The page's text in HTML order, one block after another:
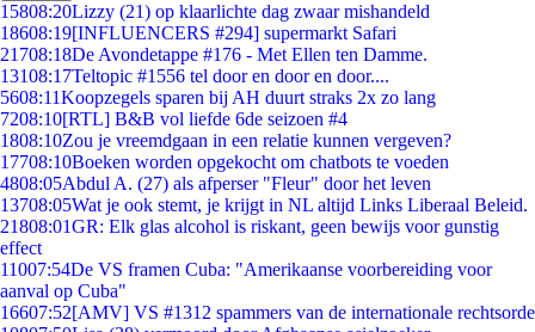
15808:20Lizzy (21) op klaarlichte dag zwaar mishandeld
18608:19[INFLUENCERS #294] supermarkt Safari
21708:18De Avondetappe #176 - Met Ellen ten Damme.
13108:17Teltopic #1556 tel door en door en door....
5608:11Koopzegels sparen bij AH duurt straks 2x zo lang
7208:10[RTL] B&B vol liefde 6de seizoen #4
1808:10Zou je vreemdgaan in een relatie kunnen vergeven?
17708:10Boeken worden opgekocht om chatbots te voeden
4808:05Abdul A. (27) als afperser "Fleur" door het leven
13708:05Wat je ook stemt, je krijgt in NL altijd Links Liberaal Beleid.
21808:01GR: Elk glas alcohol is riskant, geen bewijs voor gunstig
effect
11007:54De VS framen Cuba: "Amerikaanse voorbereiding voor
aanval op Cuba"
16607:52[AMV] VS #1312 spammers van de internationale rechtsorde